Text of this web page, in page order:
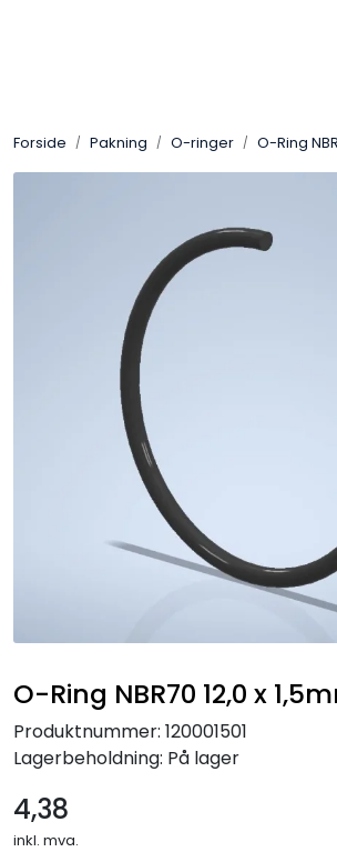
Forside Pakning O-ringer O-Ring
O-Ring NBR70 12,0 x
Produktnummer: 120001501
Lagerbeholdning: På lager
4,38
inkl. mva.
Pakning
Slitasjeteknikk
Verneutstyr
Industriprodukter